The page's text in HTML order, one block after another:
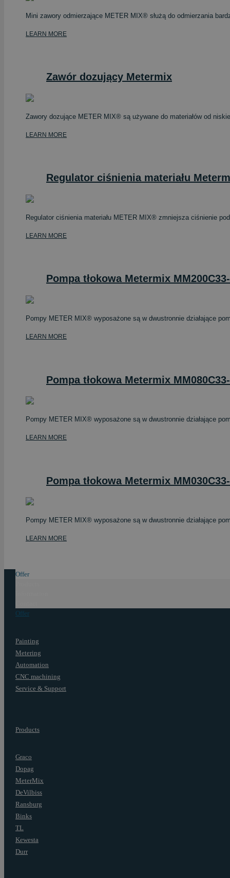
Mini zawory odmierzające METER MIX® służą do odmierzania
LEARN MORE
Zawór dozujący Metermix
Zawory dozujące METER MIX® są używane do materiałów od
LEARN MORE
Regulator ciśnienia materiału
Regulator ciśnienia materiału METER MIX® zmniejsza ciśnienie
LEARN MORE
Pompa tłokowa Metermix
Pompy METER MIX® wyposażone są w dwustronnie działające
LEARN MORE
Pompa tłokowa Metermix
Pompy METER MIX® wyposażone są w dwustronnie działające
LEARN MORE
Pompa tłokowa Metermix
Pompy METER MIX® wyposażone są w dwustronnie działające
LEARN MORE
Offer
Offer
Painting
Metering
Automation
CNC machining
Service & Support
Products
Graco
Dopag
MeterMix
DeVilbiss
Ransburg
Binks
TL
Kewesta
Durr